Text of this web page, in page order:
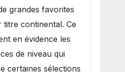
grandes favorites
continental. Ce
en évidence les
de niveau qui
certaines sélections